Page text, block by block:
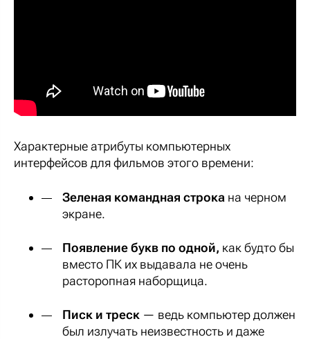
Характерные атрибуты компьютерных
интерфейсов для фильмов этого времени:
Зеленая командная строка на черном
экране.
Появление букв по одной, как будто бы
вместо ПК их выдавала не очень
расторопная наборщица.
Писк и треск — ведь компьютер должен
был излучать неизвестность и даже